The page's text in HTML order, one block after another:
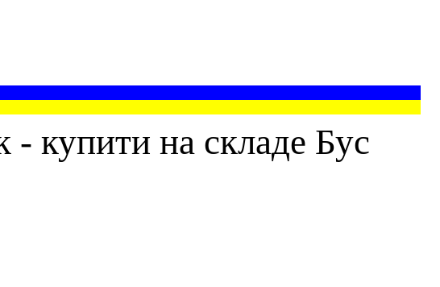
- купити на складе Бус